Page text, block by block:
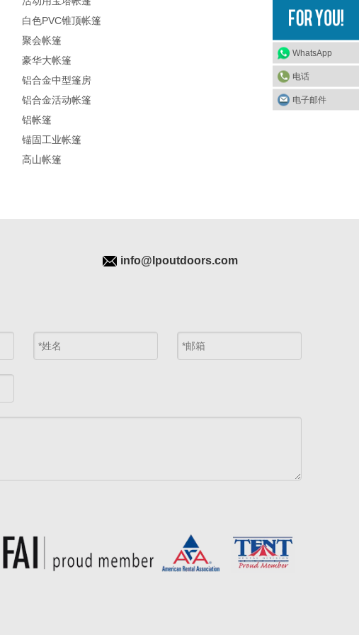
白色PVC锥顶帐篷
聚会帐篷
豪华大帐篷
铝合金中型篷房
铝合金活动帐篷
铝帐篷
锚固工业帐篷
高山帐篷
info@lpoutdoors.com
WhatsApp
电话
电子邮件